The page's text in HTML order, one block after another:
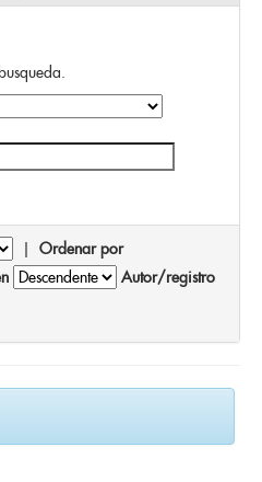
| Ordenar por
Autor/registro